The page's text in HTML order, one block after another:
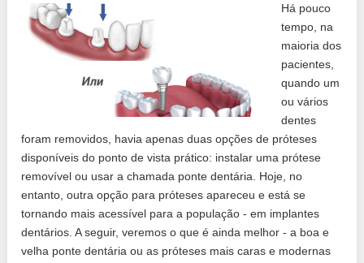
Há pouco
tempo, na
maioria dos
pacientes,
quando um
ou vários
dentes
foram removidos, havia apenas duas opções de próteses
disponíveis do ponto de vista prático: instalar uma prótese
removível ou usar a chamada ponte dentária. Hoje, no
entanto, outra opção para próteses apareceu e está se
tornando mais acessível para a população - em implantes
dentários. A seguir, veremos o que é ainda melhor - a boa e
velha ponte dentária ou as próteses mais caras e modernas